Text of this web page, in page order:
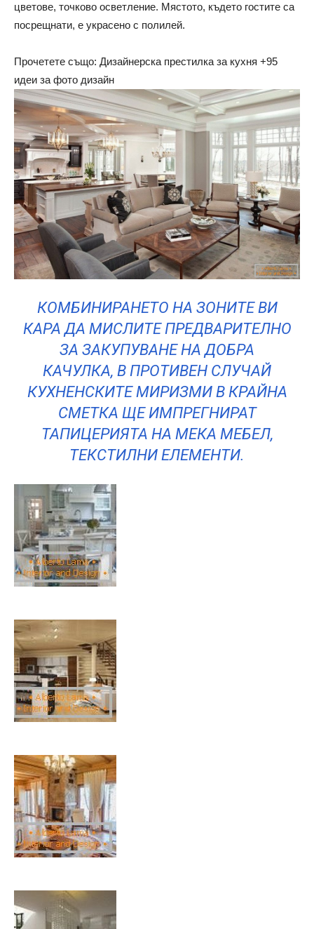
цветове, точково осветление. Мястото, където гостите са
посрещнати, е украсено с полилей.
Прочетете също: Дизайнерска престилка за кухня +95
идеи за фото дизайн
КОМБИНИРАНЕТО НА ЗОНИТЕ ВИ
КАРА ДА МИСЛИТЕ ПРЕДВАРИТЕЛНО
ЗА ЗАКУПУВАНЕ НА ДОБРА
КАЧУЛКА, В ПРОТИВЕН СЛУЧАЙ
КУХНЕНСКИТЕ МИРИЗМИ В КРАЙНА
СМЕТКА ЩЕ ИМПРЕГНИРАТ
ТАПИЦЕРИЯТА НА МЕКА МЕБЕЛ,
ТЕКСТИЛНИ ЕЛЕМЕНТИ.